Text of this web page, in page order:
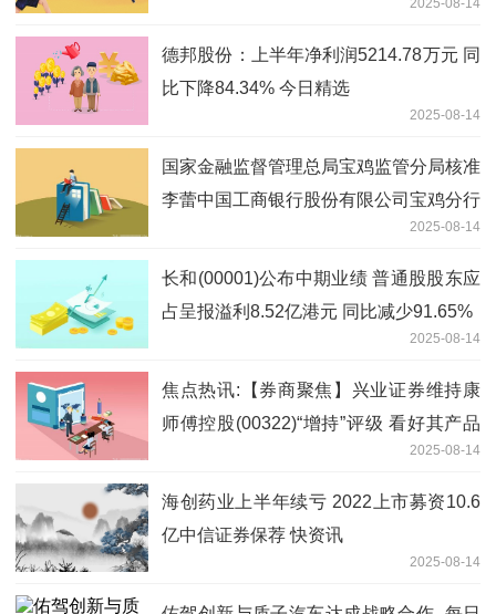
德邦股份：上半年净利润5214.78万元 同
比下降84.34% 今日精选
2025-08-14
国家金融监督管理总局宝鸡监管分局核准
李蕾中国工商银行股份有限公司宝鸡分行
2025-08-14
长和(00001)公布中期业绩 普通股股东应
占呈报溢利8.52亿港元 同比减少91.65%
2025-08-14
焦点热讯:【券商聚焦】兴业证券维持康
师傅控股(00322)“增持”评级 看好其产品
2025-08-14
海创药业上半年续亏 2022上市募资10.6
亿中信证券保荐 快资讯
2025-08-14